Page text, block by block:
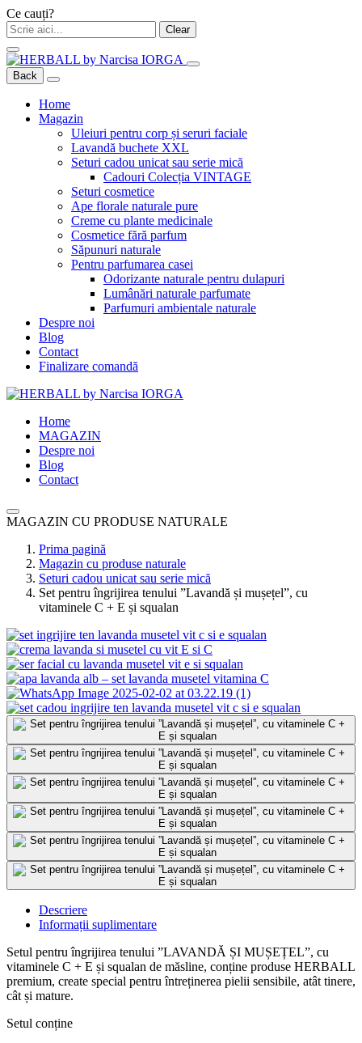
Ce cauți?
Clear
Back
Home
Magazin
Uleiuri pentru corp și seruri faciale
Lavandă buchete XXL
Seturi cadou unicat sau serie mică
Cadouri Colecția VINTAGE
Seturi cosmetice
Ape florale naturale pure
Creme cu plante medicinale
Cosmetice fără parfum
Săpunuri naturale
Pentru parfumarea casei
Odorizante naturale pentru dulapuri
Lumânări naturale parfumate
Parfumuri ambientale naturale
Despre noi
Blog
Contact
Finalizare comandă
Home
MAGAZIN
Despre noi
Blog
Contact
MAGAZIN CU PRODUSE NATURALE
Prima pagină
Magazin cu produse naturale
Seturi cadou unicat sau serie mică
Set pentru îngrijirea tenului ”Lavandă și mușețel”, cu
vitaminele C + E și squalan
Descriere
Informații suplimentare
Setul pentru îngrijirea tenului ”LAVANDĂ ȘI MUȘEȚEL”, cu
vitaminele C + E și squalan de măsline, conține produse HERBALL
premium, create special pentru întreținerea pielii sensibile, atât tinere,
cât și mature.
Setul conține